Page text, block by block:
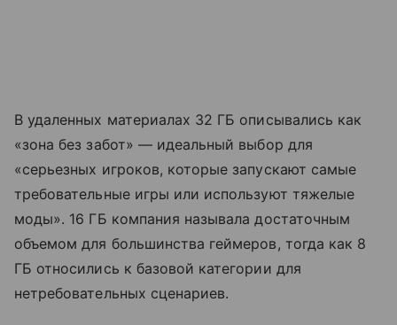
В удаленных материалах 32 ГБ описывались как
«зона без забот» — идеальный выбор для
«серьезных игроков, которые запускают самые
требовательные игры или используют тяжелые
моды». 16 ГБ компания называла достаточным
объемом для большинства геймеров, тогда как 8
ГБ относились к базовой категории для
нетребовательных сценариев.